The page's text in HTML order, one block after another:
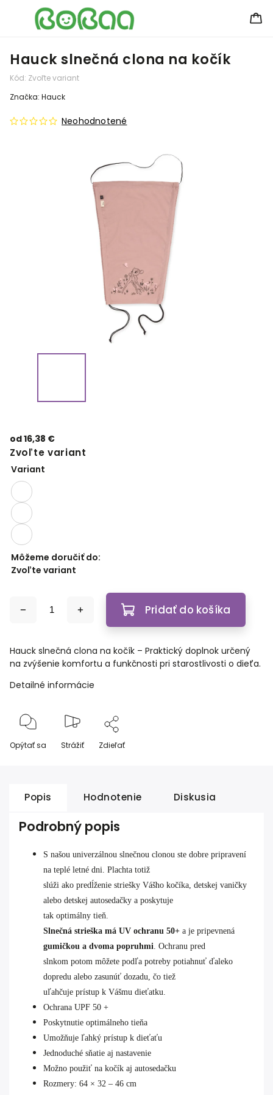
Hauck slnečná clona na kočík
Kód: Zvoľte variant
Neohodnotené
Značka: Hauck
od16,38 €
Zvoľte variant
Variant
Môžeme doručiť do:
Zvoľte variant
Pridať do košíka
Hauck slnečná clona na kočík – Praktický doplnok určený
na zvýšenie komfortu a funkčnosti pri starostlivosti o dieťa.
Detailné informácie
Opýtať sa Strážiť Zdieľať
Popis Hodnotenie Diskusia
Podrobný popis
S našou univerzálnou slnečnou clonou ste dobre pripravení
na teplé letné dni. Plachta totiž
slúži ako predĺženie striešky Vášho kočíka, detskej vaničky
alebo detskej autosedačky a poskytuje
tak optimálny tieň.
Slnečná strieška má UV ochranu 50+ a je pripevnená
gumičkou a dvoma popruhmi. Ochranu pred
slnkom potom môžete podľa potreby potiahnuť ďaleko
dopredu alebo zasunúť dozadu, čo tiež
uľahčuje prístup k Vášmu dieťatku.
Ochrana UPF 50 +
Poskytnutie optimálneho tieňa
Umožňuje ľahký prístup k dieťaťu
Jednoduché sňatie aj nastavenie
Možno použiť na kočík aj autosedačku
Rozmery: 64 × 32 – 46 cm